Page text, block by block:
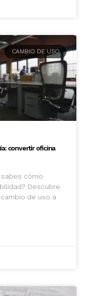
CAMBIO DE USO
convertir oficina
sabes cómo
Descubre
de uso a